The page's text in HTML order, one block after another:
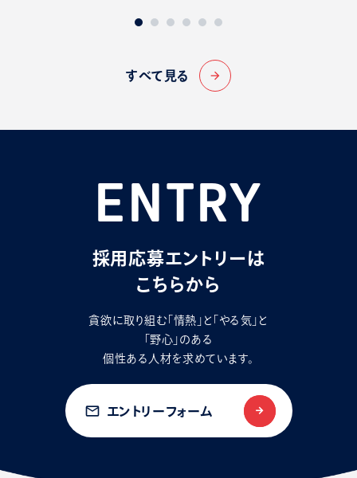
すべて見る arrow_forward
ENTRY
採用応募エントリーは
こちらから
貪欲に取り組む「情熱」と「やる気」と
「野心」のある
個性ある人材を求めています。
mail_outline エントリーフォーム